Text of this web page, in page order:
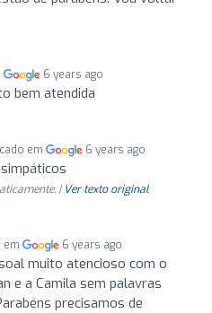
6 years ago
bem atendida
em 6 years ago
| Ver texto original
em 6 years ago
muito atencioso com o
e a Camila sem palavras
precisamos de